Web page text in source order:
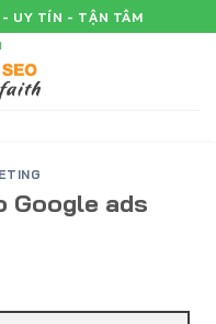
- UY TÍN - TẬN TÂM
Google ads